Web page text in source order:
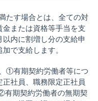
たす場合とは、全ての対
または資格等手当を支
内に割増し分の支給申
で支給します。
①有期契約労働者等につ
社員、職務限定正社員
有期契約労働者の無期契